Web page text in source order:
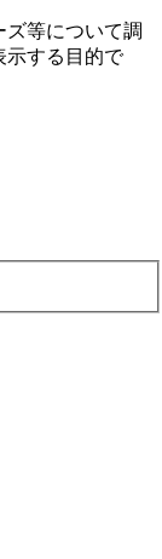
等について調
⽰する⽬的で